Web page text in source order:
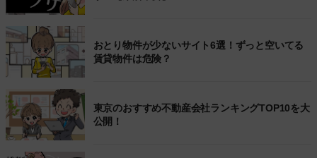
おとり物件が少ないサイト6選！ずっと空いてる
賃貸物件は危険？
東京のおすすめ不動産会社ランキングTOP10を大
公開！